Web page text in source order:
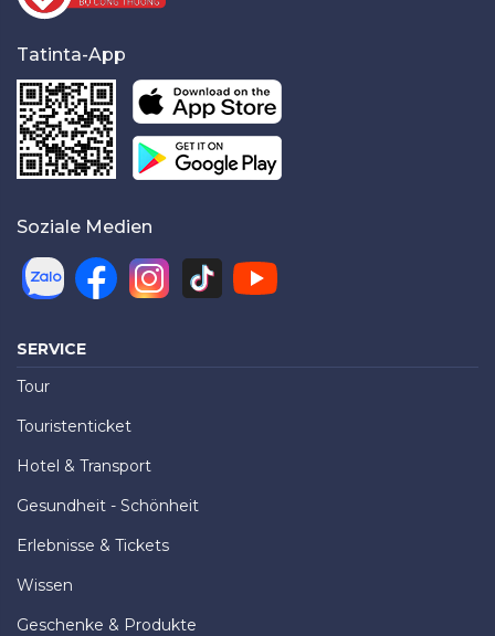
Tatinta-App
Soziale Medien
SERVICE
Tour
Touristenticket
Hotel & Transport
Gesundheit - Schönheit
Erlebnisse & Tickets
Wissen
Geschenke & Produkte